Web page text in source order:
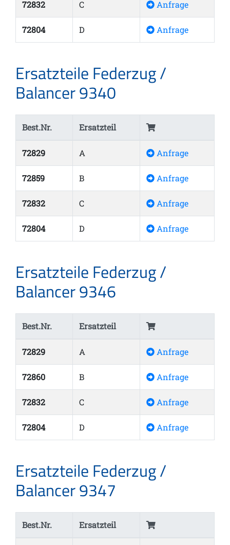
72832 C Anfrage
72804 D Anfrage
Ersatzteile Federzug /
Balancer 9340
Best.Nr. Ersatzteil
72829 A Anfrage
72859 B Anfrage
72832 C Anfrage
72804 D Anfrage
Ersatzteile Federzug /
Balancer 9346
Best.Nr. Ersatzteil
72829 A Anfrage
72860 B Anfrage
72832 C Anfrage
72804 D Anfrage
Ersatzteile Federzug /
Balancer 9347
Best.Nr. Ersatzteil